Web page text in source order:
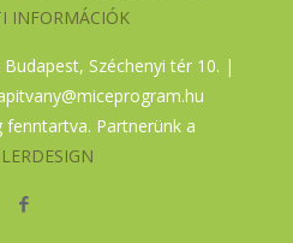
INFORMÁCIÓK
Széchenyi tér 10. |
fenntartva. Partnerünk a